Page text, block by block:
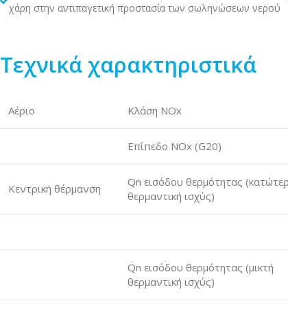
χάρη στην αντιπαγετική προστασία των σωληνώσεων νερού
Τεχνικά χαρακτηριστικά
Αέριο Κλάση NOx
Επίπεδο NOx (G20)
Κεντρική θέρμανση
Qn εισόδου θερμότητας
θερμαντική ισχύς)
Qn εισόδου θερμότητας (μικτή
θερμαντική ισχύς)